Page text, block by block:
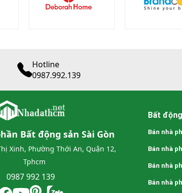
Hotline
0987.992.139
Bất động sản Sài Gòn
Xinh, Phường Thới An, Quận 12,
Tphcm
0987 992 139
Bất
Bán nhà
Bán nhà
Bán nhà
Bán nhà